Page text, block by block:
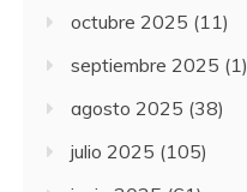
octubre 2025 (11)
septiembre 2025 (1)
agosto 2025 (38)
julio 2025 (105)